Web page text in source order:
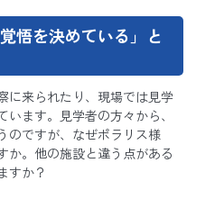
悟を決めている」と
に来られたり、現場では見学
ます。見学者の方々から、
のですが、なぜポラリス様
か。他の施設と違う点がある
すか？